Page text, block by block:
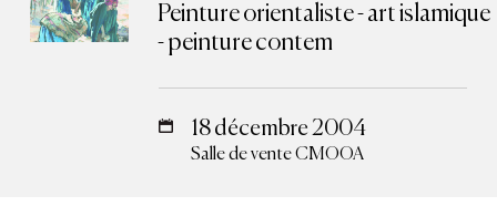
Peinture orientaliste - art islamique
- peinture contem
18 décembre 2004
Salle de vente CMOOA